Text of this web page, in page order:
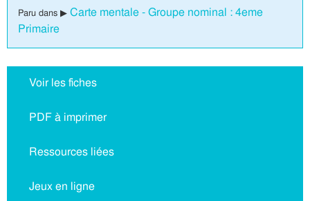
Paru dans ▶ Carte mentale - Groupe nominal : 4eme
Primaire
Voir les fiches
PDF à imprimer
Ressources liées
Jeux en ligne